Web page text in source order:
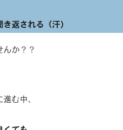
返される（汗）
んか？？
進む中、